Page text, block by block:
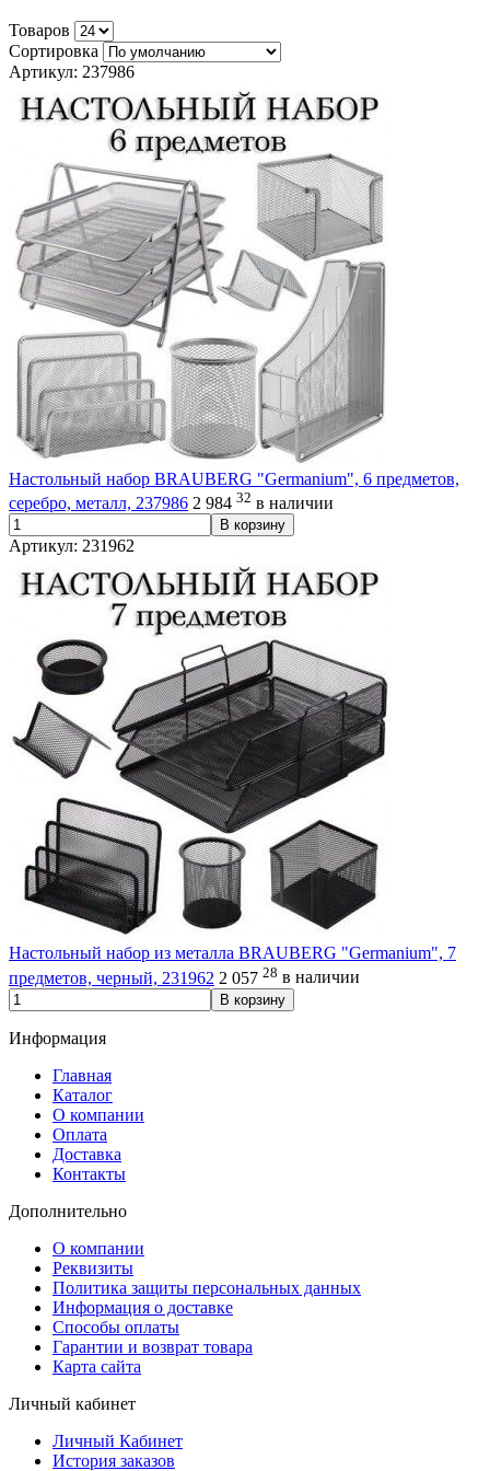
Товаров
Сортировка
Артикул: 237986
Настольный набор BRAUBERG "Germanium", 6 предметов,
серебро, металл, 237986 2 984 32 в наличии
В корзину
Артикул: 231962
Настольный набор из металла BRAUBERG "Germanium", 7
предметов, черный, 231962 2 057 28 в наличии
В корзину
Информация
Главная
Каталог
О компании
Оплата
Доставка
Контакты
Дополнительно
О компании
Реквизиты
Политика защиты персональных данных
Информация о доставке
Способы оплаты
Гарантии и возврат товара
Карта сайта
Личный кабинет
Личный Кабинет
История заказов